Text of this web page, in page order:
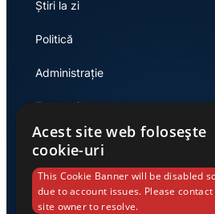
Știri la zi
Politică
Administrație
Economie
Link-uri utile
Acest site web folosește
cookie-uri
This Cookie Banner will be disabled
due to account issues. Please contact
site owner to resolve.